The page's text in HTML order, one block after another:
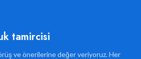
tamircisi
ve önerilerine değer veriyoruz. Her